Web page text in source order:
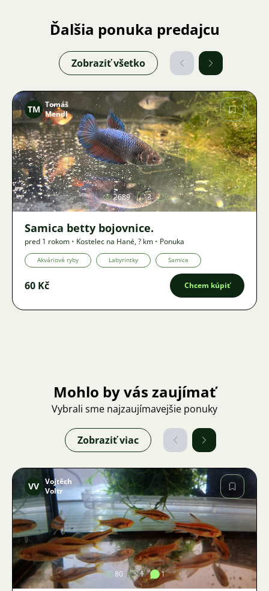
Ďalšia ponuka predajcu
Zobraziť všetko
Obrázok
TM Tomáš
Mendl
2689 3
Samica betty bojovnice.
pred 1 rokom • Kostelec na Hané,? km • Ponuka
Akváriové ryby Labyrintky Samice
60 Kč Chcem kúpiť
Mohlo by vás zaujímať
Vybrali sme najzaujímavejšie ponuky
Zobraziť viac
Obrázok
VV Vojtěch
Voltr
80 1 1